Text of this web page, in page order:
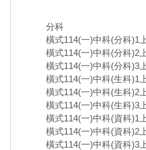
分科
橫式114(一)中科(分科)1
橫式114(一)中科(分科)2
橫式114(一)中科(分科)3
橫式114(一)中科(生科)1
橫式114(一)中科(生科)2
橫式114(一)中科(生科)3
橫式114(一)中科(資科)1
橫式114(一)中科(資科)2
橫式114(一)中科(資科)3